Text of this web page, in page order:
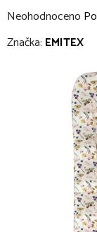
Průměrné
hodnocení
Neohodnoceno
Značka: EMITEX